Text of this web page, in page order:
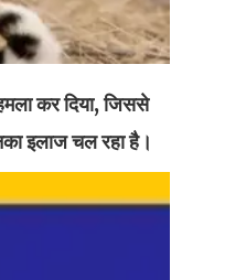
कर दिया, जिससे
इलाज चल रहा है।